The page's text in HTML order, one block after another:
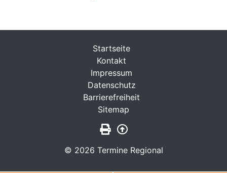
© 2026 Termine Regional
Startseite
Kontakt
Impressum
Datenschutz
Barrierefreiheit
Sitemap
Seite drucken
Zurück nach oben